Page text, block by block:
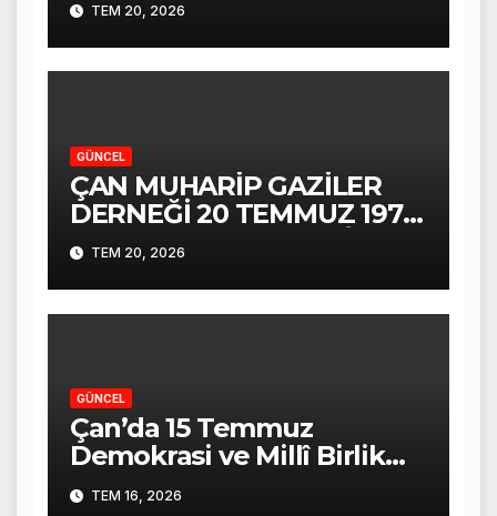
TEM 20, 2026
GÜNCEL
ÇAN MUHARİP GAZİLER
DERNEĞİ 20 TEMMUZ 1974
KIBRIS BARIŞ HAREKÂTI
ALİ COŞKUN KONUŞMASI
TEM 20, 2026
GÜNCEL
Çan’da 15 Temmuz
Demokrasi ve Millî Birlik
Günü Coşkuyla Anıldı
TEM 16, 2026